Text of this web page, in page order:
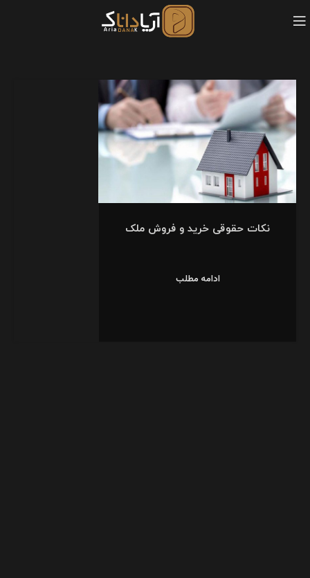
نکات حقوقی خرید و فروش ملک
ادامه مطلب